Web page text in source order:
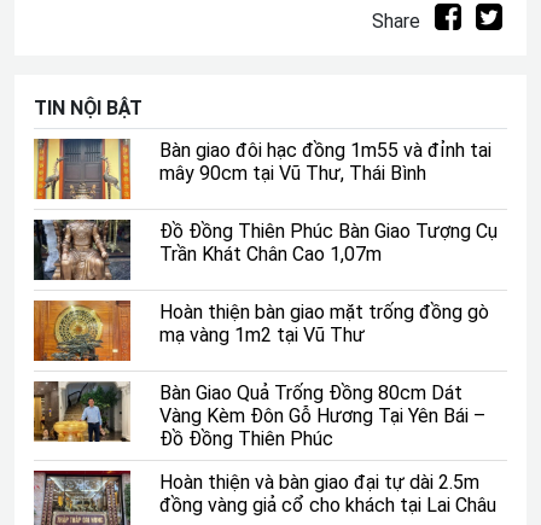
dạy con mình sống hướng thiện. Đồng thời, người đến
Tam Tòa Thánh Mẫu là gì ?
Những người đến thờ Mẫu thường mang theo niềm tin,
hy vọng rằng Mẫu che chở và luôn giúp mang lại sức
Share
TIN NỘI BẬT
Bàn giao đôi hạc đồng 1m55 và đỉnh tai
mây 90cm tại Vũ Thư, Thái Bình
Đồ Đồng Thiên Phúc Bàn Giao Tượng Cụ
Trần Khát Chân Cao 1,07m
Hoàn thiện bàn giao mặt trống đồng gò
mạ vàng 1m2 tại Vũ Thư
Bàn Giao Quả Trống Đồng 80cm Dát
Vàng Kèm Đôn Gỗ Hương Tại Yên Bái –
Đồ Đồng Thiên Phúc
Hoàn thiện và bàn giao đại tự dài 2.5m
đồng vàng giả cổ cho khách tại Lai Châu